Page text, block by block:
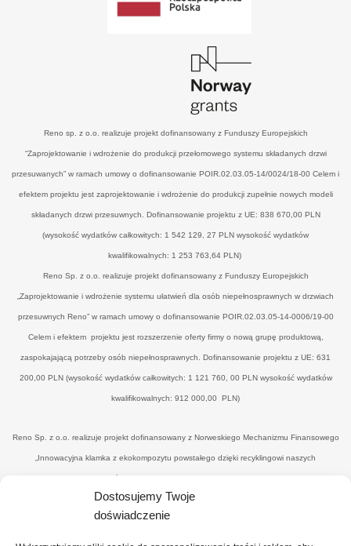
Dostosujemy Twoje
doświadczenie
Reno sp. z o.o. realizuje projekt dofinansowany z Funduszy Europejskich
“Zaprojektowanie i wdrożenie do produkcji przełomowego systemu składanych drzwi
przesuwanych” w ramach umowy o dofinansowanie POIR.02.03.05-14/0024/18-00 Celem i
efektem projektu jest zaprojektowanie i wdrożenie do produkcji zupełnie nowych modeli
składanych drzwi przesuwnych. Dofinansowanie projektu z UE: 838 670,00 PLN
(wysokość wydatków całkowitych: 1 542 129, 27 PLN wysokość wydatków
kwalifikowalnych: 1 253 763,64 PLN)
Reno Sp. z o.o. realizuje projekt dofinansowany z Funduszy Europejskich
„Zaprojektowanie i wdrożenie systemu ułatwień dla osób niepełnosprawnych w drzwiach
przesuwnych Reno” w ramach umowy o dofinansowanie POIR.02.03.05-14-0006/19-00
Celem i efektem projektu jest rozszerzenie oferty firmy o nową grupę produktową,
zaspokajającą potrzeby osób niepełnosprawnych. Dofinansowanie projektu z UE: 631
200,00 PLN (wysokość wydatków całkowitych: 1 121 760, 00 PLN wysokość wydatków
kwalifikowalnych: 912 000,00 PLN)
Reno Sp. z o.o. realizuje projekt dofinansowany z Norweskiego Mechanizmu Finansowego
„Innowacyjna klamka z ekokompozytu powstałego dzięki recyklingowi naszych
poprodukcyjnych odpadów drzewnych’" w ramach umowy o dofinansowanie UWP-
NORW.19.01.04-14-0041/20-00. Celem i efektemjest uzyskanie nowego, konkurencyjnego
produktu - eko-klamki, zredukowanie ilości drewnopochodnych odpadów przez wtórne ich